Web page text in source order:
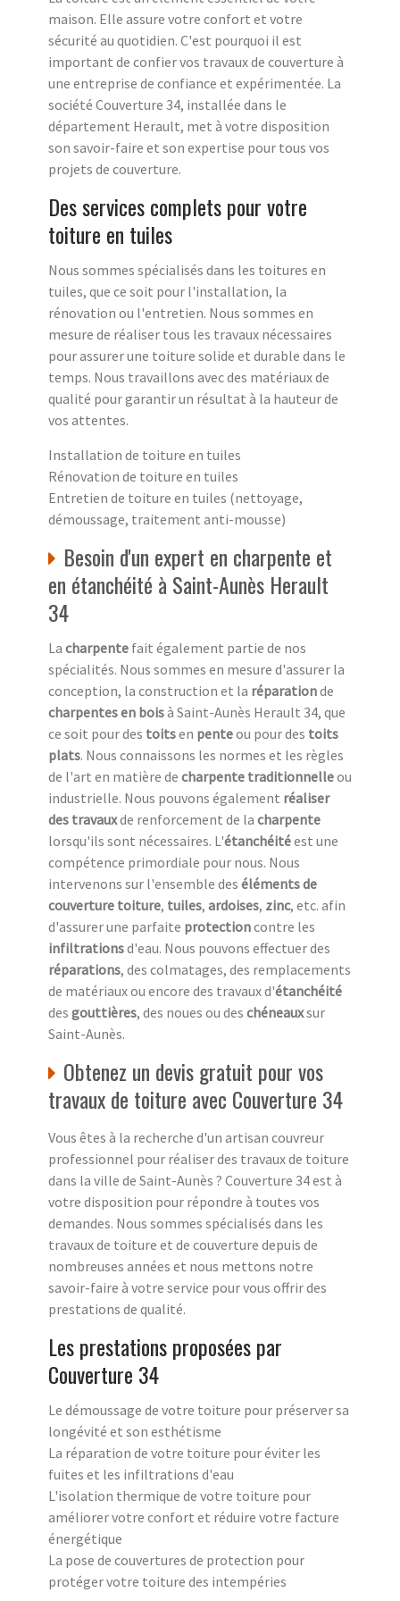
maison. Elle assure votre confort et votre
sécurité au quotidien. C'est pourquoi il est
important de confier vos travaux de couverture à
une entreprise de confiance et expérimentée. La
société Couverture 34, installée dans le
département Herault, met à votre disposition
son savoir-faire et son expertise pour tous vos
projets de couverture.
Des services complets pour votre
toiture en tuiles
Nous sommes spécialisés dans les toitures en
tuiles, que ce soit pour l'installation, la
rénovation ou l'entretien. Nous sommes en
mesure de réaliser tous les travaux nécessaires
pour assurer une toiture solide et durable dans le
temps. Nous travaillons avec des matériaux de
qualité pour garantir un résultat à la hauteur de
vos attentes.
Installation de toiture en tuiles
Rénovation de toiture en tuiles
Entretien de toiture en tuiles (nettoyage,
démoussage, traitement anti-mousse)
Besoin d'un expert en charpente et
en étanchéité à Saint-Aunès Herault
34
La charpente fait également partie de nos
spécialités. Nous sommes en mesure d'assurer la
conception, la construction et la réparationde
charpentes en boisà Saint-Aunès Herault 34, que
ce soit pour des toitsen penteou pour des toits
plats. Nous connaissons les normes et les règles
de l'art en matière de charpente traditionnelleou
industrielle. Nous pouvons également réaliser
des travauxde renforcement de la charpente
lorsqu'ils sont nécessaires. L'étanchéitéest une
compétence primordiale pour nous. Nous
intervenons sur l'ensemble des éléments de
couverture toiture, tuiles, ardoises, zinc, etc. afin
d'assurer une parfaite protectioncontre les
infiltrationsd'eau. Nous pouvons effectuer des
réparations, des colmatages, des remplacements
de matériaux ou encore des travaux d'étanchéité
des gouttières, des noues ou des chéneauxsur
Saint-Aunès.
Obtenez un devis gratuit pour vos
travaux de toiture avec Couverture 34
Vous êtes à la recherche d'un artisan couvreur
professionnel pour réaliser des travaux de toiture
dans la ville de Saint-Aunès ? Couverture 34 est à
votre disposition pour répondre à toutes vos
demandes. Nous sommes spécialisés dans les
travaux de toiture et de couverture depuis de
nombreuses années et nous mettons notre
savoir-faire à votre service pour vous offrir des
prestations de qualité.
Les prestations proposées par
Couverture 34
Le démoussage de votre toiture pour préserver sa
longévité et son esthétisme
La réparation de votre toiture pour éviter les
fuites et les infiltrations d'eau
L'isolation thermique de votre toiture pour
améliorer votre confort et réduire votre facture
énergétique
La pose de couvertures de protection pour
protéger votre toiture des intempéries